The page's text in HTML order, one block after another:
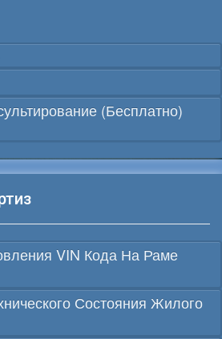
(бесплатно)
VIN Кода На Раме
Состояния Жилого